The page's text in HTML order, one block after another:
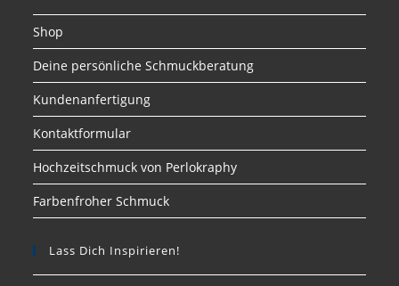
Shop
Deine persönliche Schmuckberatung
Kundenanfertigung
Kontaktformular
Hochzeitschmuck von Perlokraphy
Farbenfroher Schmuck
Lass Dich Inspirieren!